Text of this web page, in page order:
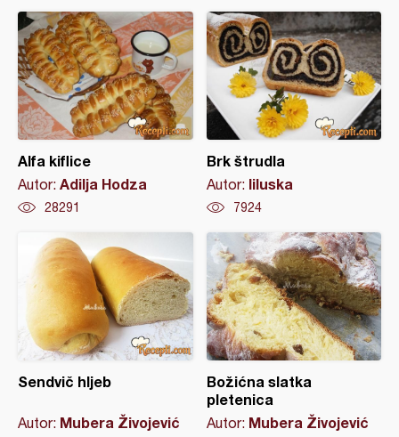
Alfa kiflice
Autor: Adilja Hodza
28291
Brk štrudla
Autor: liluska
7924
Sendvič hljeb
Autor: Mubera Živojević
Božićna slatka
pletenica
Autor: Mubera Živojević